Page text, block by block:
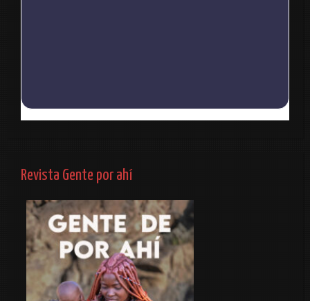
Revista Gente por ahí